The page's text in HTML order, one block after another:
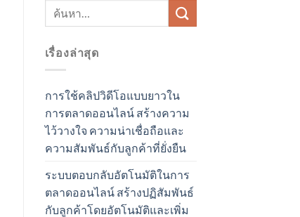
เรื่องล่าสุด
การใช้คลิปวิดีโอแบบยาวใน
การตลาดออนไลน์ สร้างความ
ไว้วางใจ ความน่าเชื่อถือและ
ความสัมพันธ์กับลูกค้าที่ยั่งยืน
ระบบตอบกลับอัตโนมัติในการ
ตลาดออนไลน์ สร้างปฏิสัมพันธ์
กับลูกค้าโดยอัตโนมัติและเพิ่ม